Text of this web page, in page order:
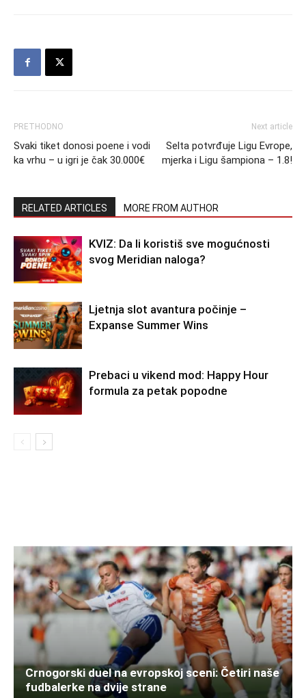
PRETHODNO
Svaki tiket donosi poene i vodi
ka vrhu – u igri je čak 30.000€
Next article
Selta potvrđuje Ligu Evrope,
mjerka i Ligu šampiona – 1.8!
RELATED ARTICLES MORE FROM AUTHOR
KVIZ: Da li koristiš sve mogućnosti
svog Meridian naloga?
Ljetnja slot avantura počinje –
Expanse Summer Wins
Prebaci u vikend mod: Happy Hour
formula za petak popodne
Crnogorski duel na evropskoj sceni: Četiri naše
fudbalerke na dvije strane